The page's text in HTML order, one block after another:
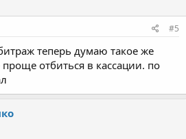
#5
теперь думаю такое же
отбиться в кассации. по